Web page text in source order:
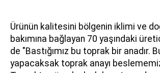
Ürünün kalitesini bölgenin iklimi ve
bakımına bağlayan 70 yaşındaki
de "Bastığımız bu toprak bir anadır.
yapacaksak toprak anayı